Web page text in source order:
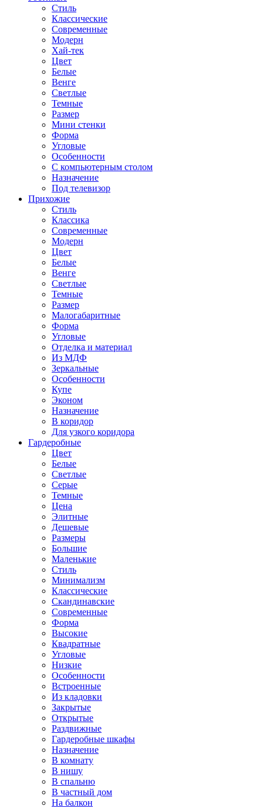
Стиль
Классические
Современные
Модерн
Хай-тек
Цвет
Белые
Венге
Светлые
Темные
Размер
Мини стенки
Форма
Угловые
Особенности
С компьютерным столом
Назначение
Под телевизор
Прихожие
Стиль
Классика
Современные
Модерн
Цвет
Белые
Венге
Светлые
Темные
Размер
Малогабаритные
Форма
Угловые
Отделка и материал
Из МДФ
Зеркальные
Особенности
Купе
Эконом
Назначение
В коридор
Для узкого коридора
Гардеробные
Цвет
Белые
Светлые
Серые
Темные
Цена
Элитные
Дешевые
Размеры
Большие
Маленькие
Стиль
Минимализм
Классические
Скандинавские
Современные
Форма
Высокие
Квадратные
Угловые
Низкие
Особенности
Встроенные
Из кладовки
Закрытые
Открытые
Раздвижные
Гардеробные шкафы
Назначение
В комнату
В нишу
В спальню
В частный дом
На балкон